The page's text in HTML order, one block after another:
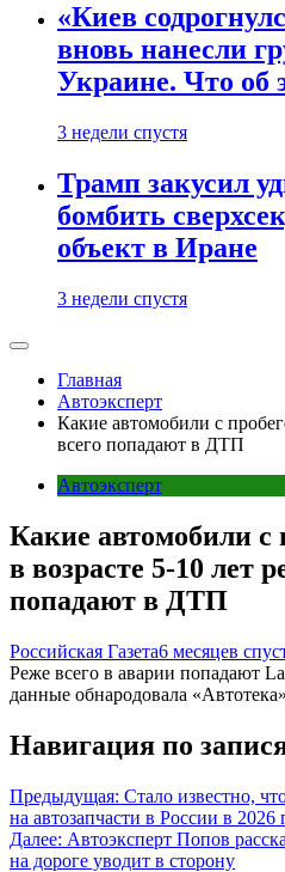
«Киев
вновь нанесли
Украине. Что об
3 недели спустя
Трамп закусил
бомбить
объект в Иране
3 недели спустя
Главная
Автоэксперт
Какие автомобили с
всего попадают в ДТП
Автоэксперт
Какие автомобили с
в возрасте 5-10 лет
попадают в ДТП
Российская Газета6 месяцев
Реже всего в аварии попадают
данные обнародовала
Навигация по
Предыдущая: Стало известно,
на автозапчасти в России в 2026
Далее: Автоэксперт Попов
на дороге уводит в сторону